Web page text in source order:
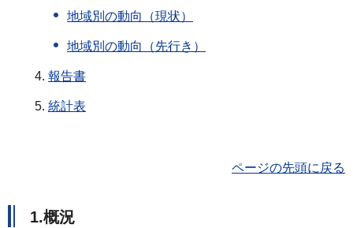
地域別の動向（現状）
地域別の動向（先行き）
報告書
統計表
ページの先頭に戻る
1.概況